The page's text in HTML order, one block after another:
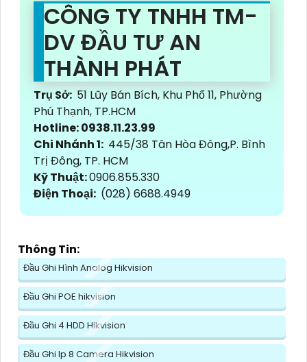
CÔNG TY TNHH TM-
DV ĐẦU TƯ AN
THÀNH PHÁT
Trụ Sở: 51 Lũy Bán Bích, Khu Phố 11, Phường
Phú Thạnh, TP.HCM
Hotline: 0938.11.23.99
Chi Nhánh 1: 445/38 Tân Hòa Đông,P. Bình
Trị Đông, TP. HCM
Kỹ Thuật:0906.855.330
Điện Thoại: (028) 6688.4949
Thông Tin:
Đầu Ghi Hình Analog Hikvision
Đầu Ghi POE hikvision
Đầu Ghi 4 HDD Hikvision
Đầu Ghi Ip 8 Camera Hikvision